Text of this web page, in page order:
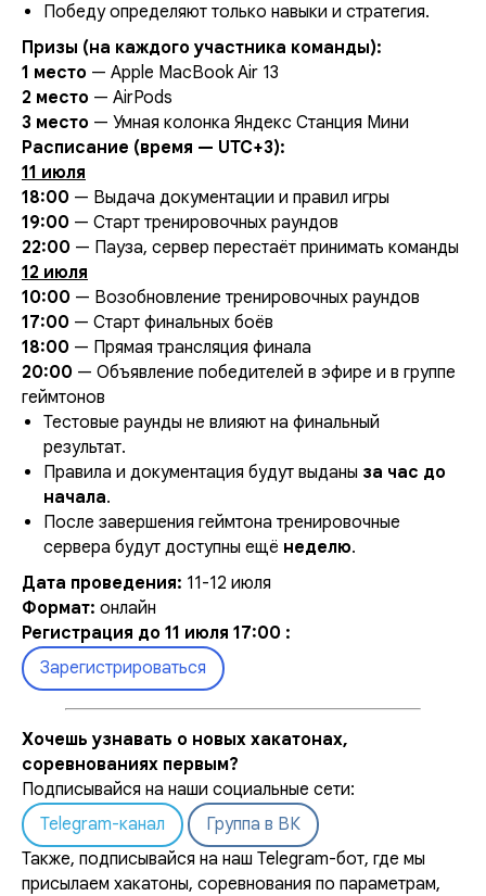
Победу определяют только навыки и стратегия.
Призы (на каждого участника команды):
1 место — Apple MacBook Air 13
2 место — AirPods
3 место — Умная колонка Яндекс Станция Мини
Расписание (время — UTC+3):
11 июля
18:00 — Выдача документации и правил игры
19:00 — Старт тренировочных раундов
22:00 — Пауза, сервер перестаёт принимать команды
12 июля
10:00 — Возобновление тренировочных раундов
17:00 — Старт финальных боёв
18:00 — Прямая трансляция финала
20:00 — Объявление победителей в эфире и в группе
геймтонов
Тестовые раунды не влияют на финальный
результат.
Правила и документация будут выданы за час до
начала.
После завершения геймтона тренировочные
сервера будут доступны ещё неделю.
Дата проведения: 11-12 июля
Формат: онлайн
Регистрация до 11 июля 17:00 :
Зарегистрироваться
Хочешь узнавать о новых хакатонах,
соревнованиях первым?
Подписывайся на наши социальные сети:
Telegram-канал
Группа в ВК
Также, подписывайся на наш Telegram-бот, где мы
присылаем хакатоны, соревнования по параметрам,